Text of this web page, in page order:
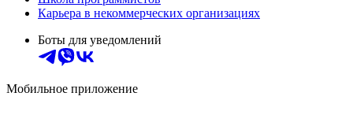
Карьера в некоммерческих организациях
Боты для уведомлений
Мобильное приложение